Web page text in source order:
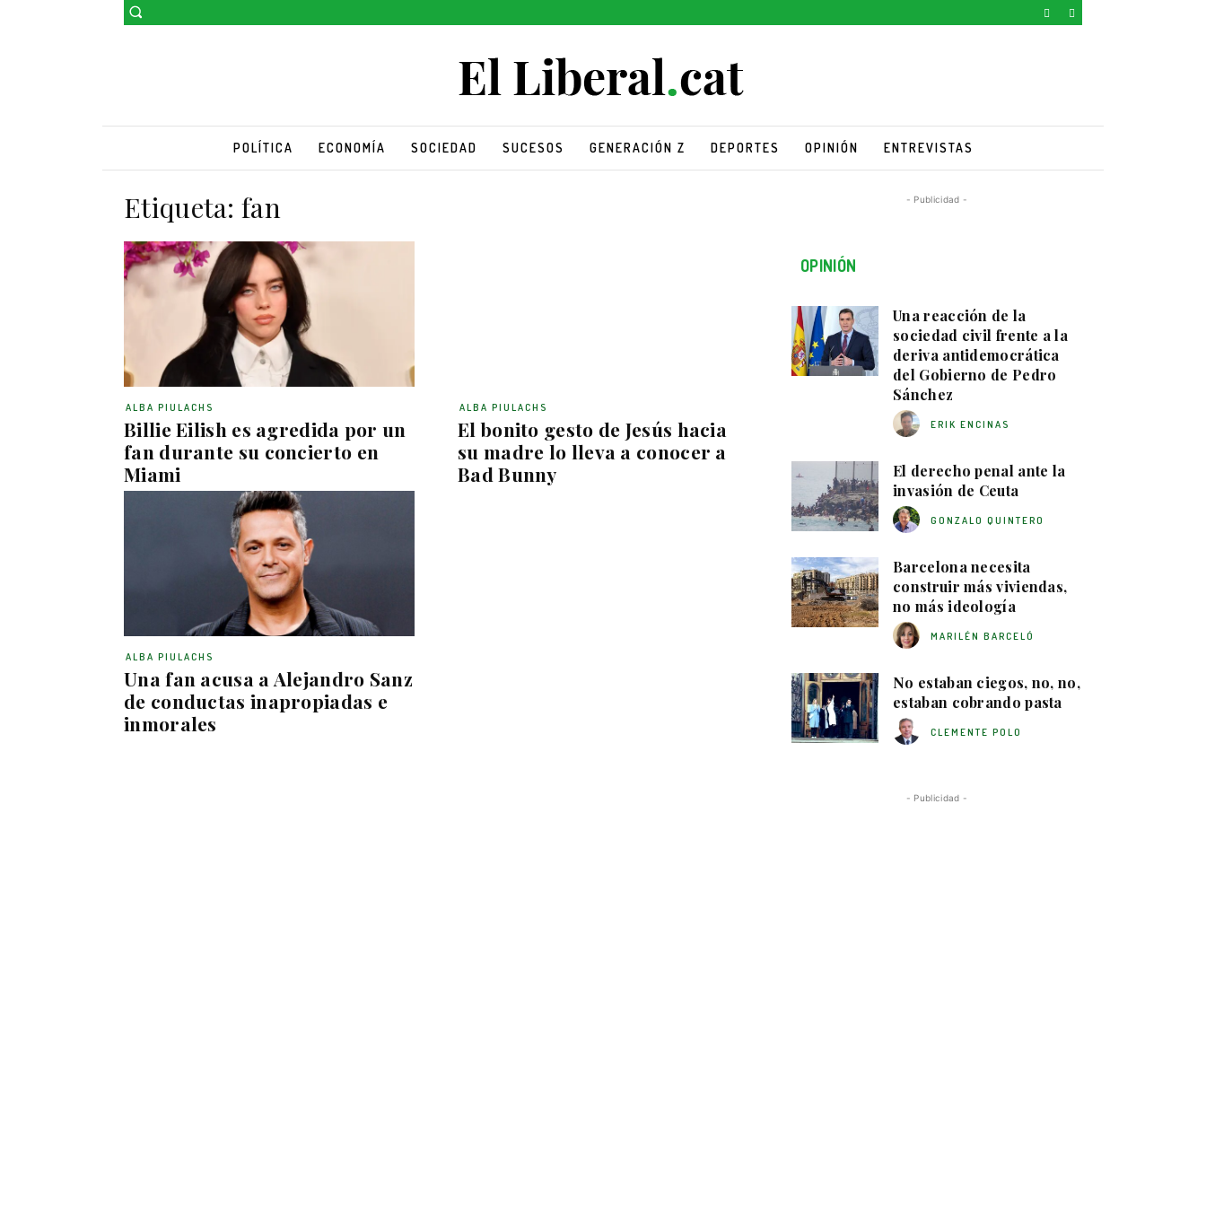
POLÍTICA ECONOMÍA SOCIEDAD SUCESOS GENERACIÓN Z DEPORTES OPINIÓN ENTREVISTAS
Etiqueta:fan
Billie Eilish es agredida por un
fan durante su concierto en
Miami
ALBA PIULACHS
El bonito gesto de Jesús hacia
su madre lo lleva a conocer a
Bad Bunny
ALBA PIULACHS
Una fan acusa a Alejandro Sanz
de conductas inapropiadas e
inmorales
ALBA PIULACHS
- Publicidad -
OPINIÓN
Una reacción de la
sociedad civil frente a la
deriva antidemocrática
del Gobierno de Pedro
Sánchez
ERIK ENCINAS
El derecho penal ante la
invasión de Ceuta
GONZALO QUINTERO
Barcelona necesita
construir más viviendas,
no más ideología
MARILÉN BARCELÓ
No estaban ciegos, no, no,
estaban cobrando pasta
CLEMENTE POLO
- Publicidad -